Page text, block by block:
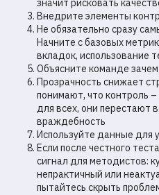
значит рисковать
Внедрите элементы
Не обязательно сразу
Начните с базовых
вкладок, использование
Объясните команде зачем
Прозрачность снижает
понимают, что контроль
для всех, они перестают
враждебность
Используйте данные для
Если после честного
сигнал для методистов:
непрактичный или
пытайтесь скрыть